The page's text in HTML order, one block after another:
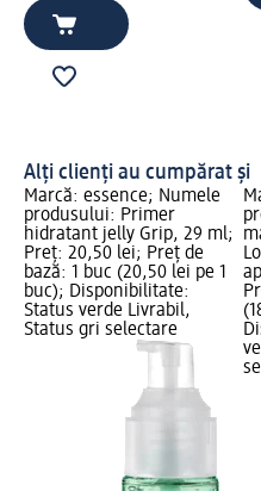
Alți clienți au cumpărat și
Marcă: essence; Numele
produsului: Primer
hidratant jelly Grip, 29 ml;
Preț: 20,50 lei; Preț de
bază: 1 buc (20,50 lei pe 1
buc); Disponibilitate:
Status verde Livrabil,
Status gri selectare